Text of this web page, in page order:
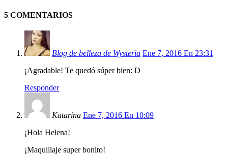
5 COMENTARIOS
Blog de belleza de Wysteria Ene 7, 2016 En 23:31
¡Agradable! Te quedó súper bien: D
Responder
Katarina Ene 7, 2016 En 10:09
¡Hola Helena!
¡Maquillaje super bonito!